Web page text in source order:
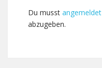
Du musst angemeldet
abzugeben.